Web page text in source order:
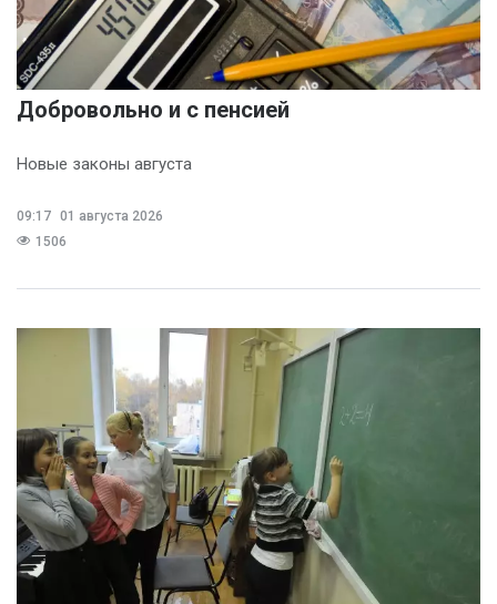
Добровольно и с пенсией
Новые законы августа
09:17 01 августа 2026
1506